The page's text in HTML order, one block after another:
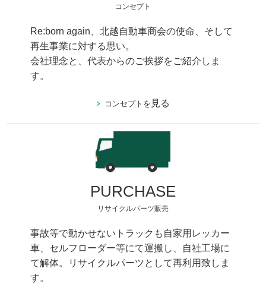
コンセプト
Re:born again、北越自動車商会の使命、そして
再生事業に対する思い。
会社理念と、代表からのご挨拶をご紹介しま
す。
コンセプトを 見る
PURCHASE
リサイクルパーツ販売
事故等で動かせないトラックも自家用レッカー
車、セルフローダー等にて運搬し、自社工場に
て解体。リサイクルパーツとして再利用致しま
す。